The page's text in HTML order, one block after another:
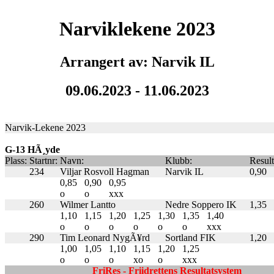
Narviklekene 2023
Arrangert av: Narvik IL
09.06.2023 - 11.06.2023
Narvik-Lekene 2023
G-13 HÃ¸yde
Plass: Startnr: Navn: Klubb:
234
Viljar Rosvoll Hagman Narvik IL
0,90
0,85
o
0,90
o
0,95
xxx
260
Wilmer Lantto Nedre Soppero IK
1,35
1,10
o
1,15
o
1,20
o
1,25
o
1,30
o
1,35
o
1,40
xxx
290
Tim Leonard NygÃ¥rd Sortland FIK
1,20
1,00
o
1,05
o
1,10
o
1,15
xo
1,20
o
1,25
xxx
FriRes - Friidrettens Resultatsystem